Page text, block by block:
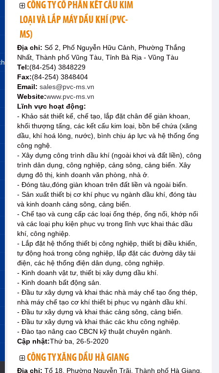
CÔNG TY CỔ PHẦN KẾT CẤU KIM
LOẠI VÀ LẮP MÁY DẦU KHÍ (PVC-
MS)
Địa chỉ: Số 2, Phố Nguyễn Hữu Cảnh, Phường Thắng
Nhất, Thành phố Vũng Tàu, Tỉnh Bà Rịa - Vũng Tàu
Tel:(84-254) 3848229
Fax:(84-254) 3848404
Email: sales@pvc-ms.vn
Website:www.pvc-ms.vn
Lĩnh vực hoạt động:
- Khảo sát thiết kế, chế tạo, lắp đặt chân đế giàn khoan,
khối thượng tấng, các kết cấu kim loại, bồn bể chứa (xăng
dầu, khí hoá lỏng, nước), bình chịu áp lực và hệ thống ống
công nghệ.
- Xây dựng công trình dầu khí (ngoài khơi và đất liền), công
trình dân dụng, công nghiệp, cảng sông, cảng biển. Xây
dựng đô thị, kinh doanh văn phòng, nhà ở.
- Đóng tàu,đóng giàn khoan trên đất liền và ngoài biển.
- Sản xuất thiết bị cơ khí phục vụ ngành dầu khí, đóng tàu
và kinh doanh cảng sông, cảng biển.
- Chế tạo và cung cấp các loại ống thép, ống nối, khớp nối
và các loại phụ kiện phục vụ trong lĩnh vực khai thác dầu
khí, công nghiệp.
- Lắp đặt hệ thống thiết bị công nghiệp, thiết bị điều khiển,
tự động hoá trong công nghiệp, lắp đặt các đường dây tải
điện, các hệ thống điện dân dụng, công nghiệp.
- Kinh doanh vật tư, thiết bị xây dựng dầu khí.
- Kinh doanh bất động sản.
- Đầu tư xây dựng và khai thác nhà máy chế tạo ống thép,
nhà máy chế tạo cơ khí thiết bị phục vụ ngành dầu khí.
- Đầu tư xây dựng và khai thác cảng sông, cảng biển.
- Đầu tư xây dựng và khai thác các khu công nghiệp.
- Đào tạo nâng cao CBCN kỹ thuật chuyên ngành.
Cập nhật:Thứ ba, 26-5-2020
CÔNG TY XĂNG DẦU HÀ GIANG
Địa chỉ: Tổ 18, Phường Nguyễn Trãi, Thành phố Hà Giang,